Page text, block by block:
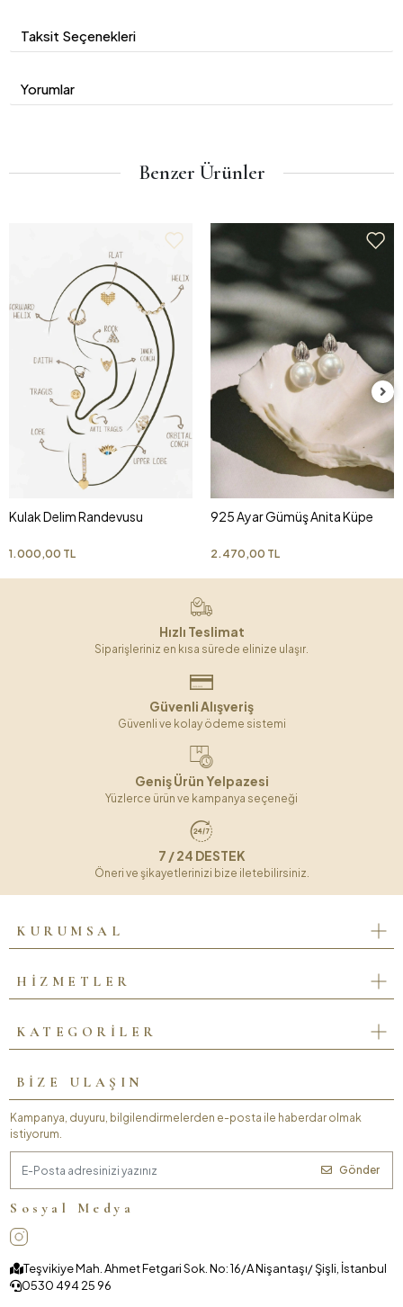
Taksit Seçenekleri
Yorumlar
Benzer Ürünler
Kulak Delim Randevusu
1.000,00 TL
925 Ayar Gümüş Anita Küpe
2.470,00 TL
Hızlı Teslimat
Siparişleriniz en kısa sürede elinize ulaşır.
Güvenli Alışveriş
Güvenli ve kolay ödeme sistemi
Geniş Ürün Yelpazesi
Yüzlerce ürün ve kampanya seçeneği
7 / 24 DESTEK
Öneri ve şikayetlerinizi bize iletebilirsiniz.
KURUMSAL
HİZMETLER
KATEGORİLER
BİZE ULAŞIN
Kampanya, duyuru, bilgilendirmelerden e-posta ile haberdar olmak
istiyorum.
Gönder
Sosyal Medya
Teşvikiye Mah. Ahmet Fetgari Sok. No: 16/A Nişantaşı/ Şişli, İstanbul
0530 494 25 96